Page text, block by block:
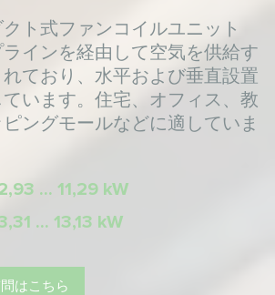
ト式ファンコイルユニット
インを経由して空気を供給す
ており、水平および垂直設置
います。住宅、オフィス、教
ングモールなどに適していま
... 11,29 kW
... 13,13 kW
はこちら